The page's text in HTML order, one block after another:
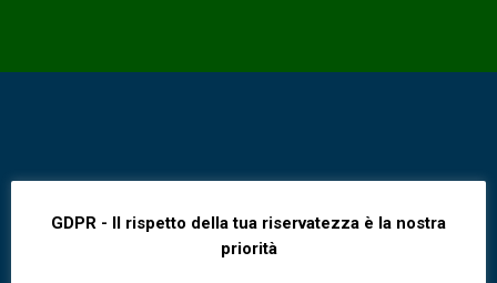
una fede così grande. + Dal
Vangelo secondo Luca 7,1-10
GDPR - Il rispetto della tua riservatezza è la nostra
priorità